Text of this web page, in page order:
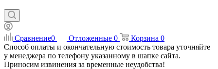
Сравнение0 Отложенные 0 Корзина 0
Способ оплаты и окончательную стоимость товара уточняйте
у менеджера по телефону указанному в шапке сайта.
Приносим извинения за временные неудобства!